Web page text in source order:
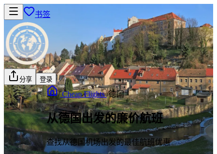
书签
分享 登录
/Cheap Flights/德国
从德国出发的廉价航班
查找从德国机场出发的最佳航班优惠